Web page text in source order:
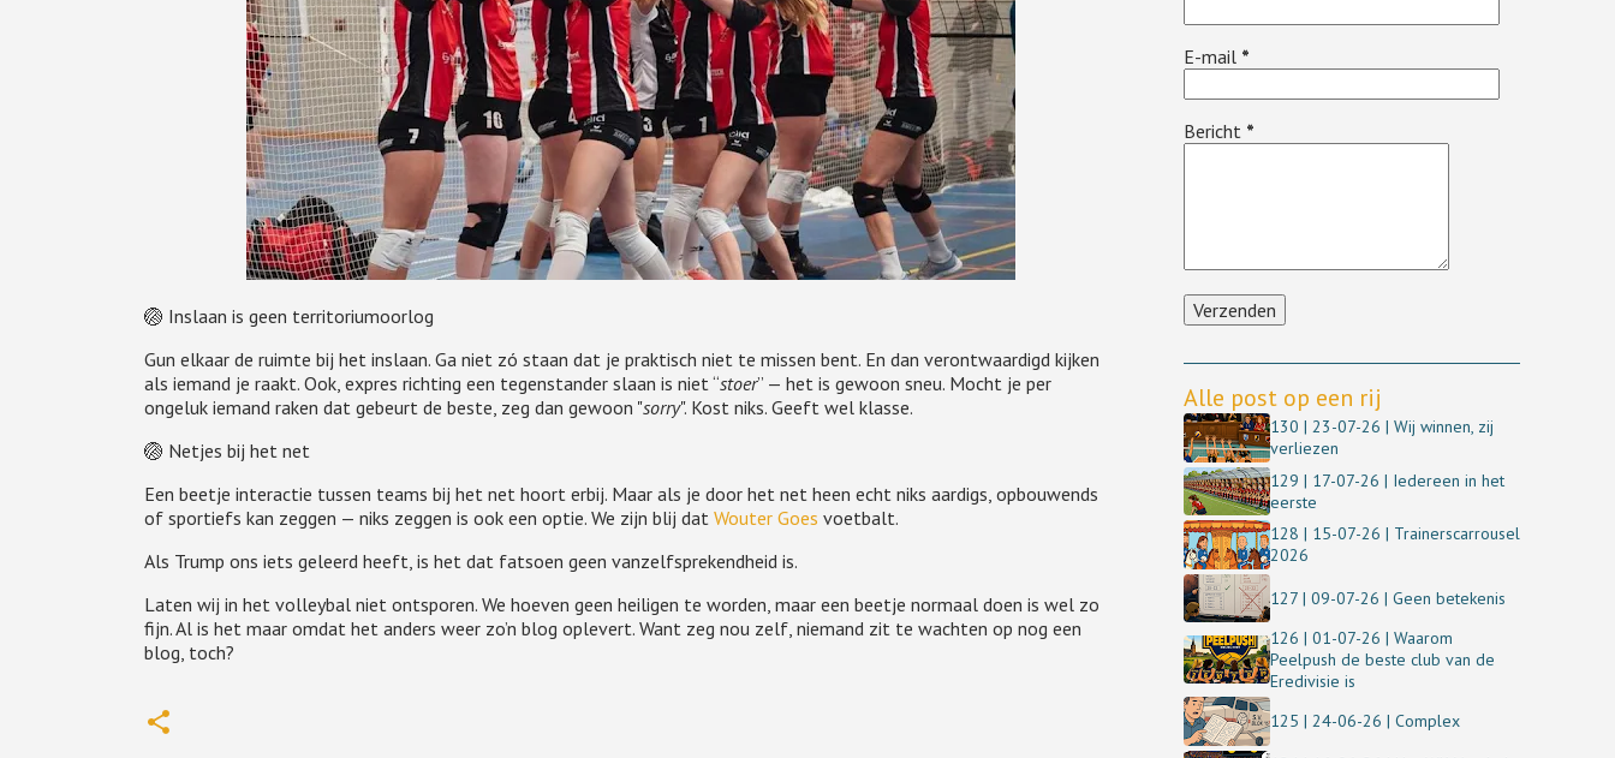
🏐 Inslaan is geen territoriumoorlog
Gun elkaar de ruimte bij het inslaan. Ga niet zó staan dat je praktisch niet te missen bent. En dan verontwaardigd kijken
als iemand je raakt. Ook, expres richting een tegenstander slaan is niet “stoer” — het is gewoon sneu. Mocht je per
ongeluk iemand raken dat gebeurt de beste, zeg dan gewoon "sorry". Kost niks. Geeft wel klasse.
🏐 Netjes bij het net
Een beetje interactie tussen teams bij het net hoort erbij. Maar als je door het net heen echt niks aardigs, opbouwends
of sportiefs kan zeggen — niks zeggen is ook een optie. We zijn blij dat Wouter Goes voetbalt.
Als Trump ons iets geleerd heeft, is het dat fatsoen geen vanzelfsprekendheid is.
Laten wij in het volleybal niet ontsporen. We hoeven geen heiligen te worden, maar een beetje normaal doen is wel zo
fijn. Al is het maar omdat het anders weer zo’n blog oplevert. Want zeg nou zelf, niemand zit te wachten op nog een
blog, toch?
E-mail *
Bericht *
Alle post op een rij
130 | 23-07-26 | Wij winnen, zij
verliezen
129 | 17-07-26 | Iedereen in het
eerste
128 | 15-07-26 | Trainerscarrousel
2026
127 | 09-07-26 | Geen betekenis
126 | 01-07-26 | Waarom
Peelpush de beste club van de
Eredivisie is
125 | 24-06-26 | Complex